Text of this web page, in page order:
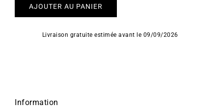
AJOUTER AU PANIER
Livraison gratuite estimée avant le 09/09/2026
Information